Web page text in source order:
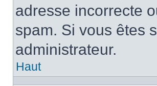
adresse incorrecte
spam. Si vous êtes
administrateur.
Haut